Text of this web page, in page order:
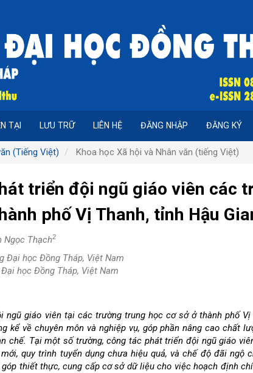
TẠI LƯU TRỮ LIÊN HỆ ĐĂNG NHẬP ĐĂNG KÝ
(Tiếng Việt) Khoa học Xã hội và Nhân văn (tiếng Việt)
triển đội ngũ giáo viên các
phố Vị Thanh, tỉnh Hậu
Ngọc Thạch2
Đại học Đồng Tháp, Việt Nam
học Đồng Tháp, Việt Nam
ngũ giáo viên tại các trường trung học cơ sở ở thành phố
kể về chuyên môn và nghiệp vụ, góp phần nâng cao chất
chế. Tại một số trường, công tác phát triển đội ngũ giáo
quy trình tuyển dụng chưa hiệu quả, và chế độ đãi ngộ
thiết thực, cung cấp cơ sở dữ liệu cho việc hoạch định